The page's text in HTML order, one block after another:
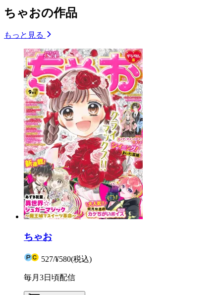
ちゃおの作品
もっと見る
ちゃお
527/¥580(税込)
毎月3日頃配信